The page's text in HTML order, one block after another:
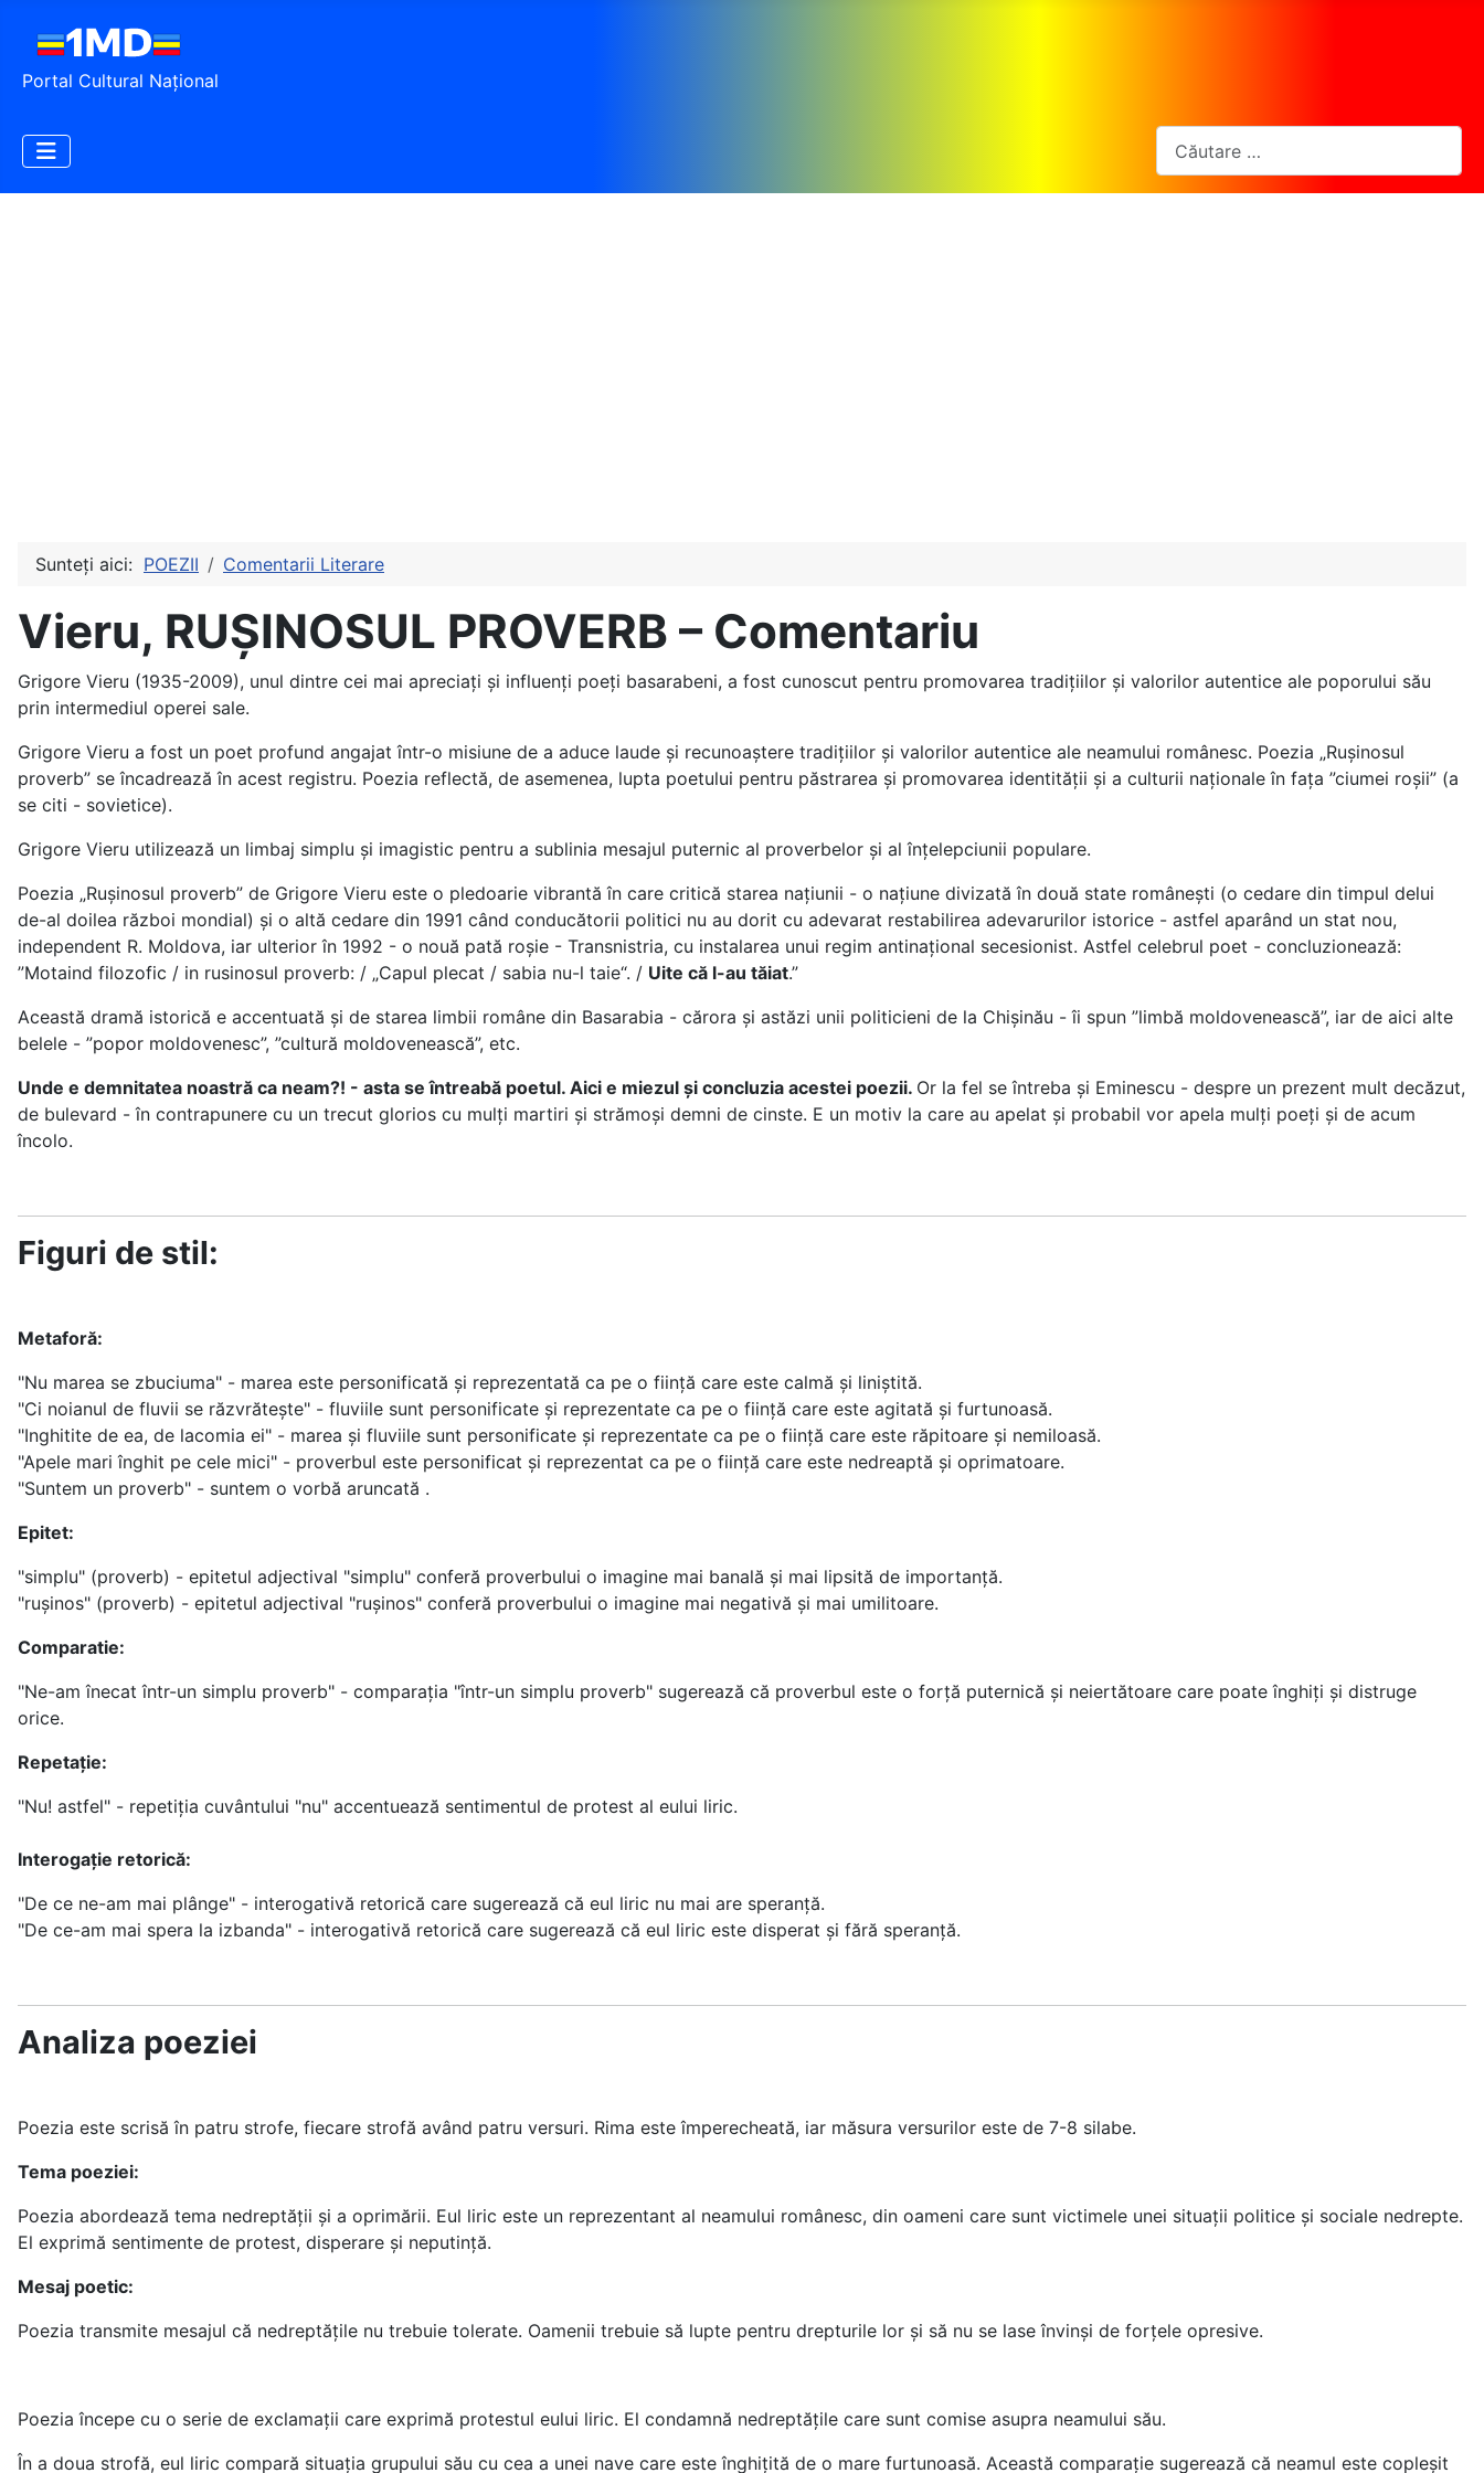
Portal Cultural Național
Sunteți aici: POEZII Comentarii Literare
Vieru, RUȘINOSUL PROVERB – Comentariu
Grigore Vieru (1935-2009), unul dintre cei mai apreciați și influenți poeți basarabeni, a fost cunoscut pentru promovarea tradițiilor și valorilor autentice ale poporului său
prin intermediul operei sale.
Grigore Vieru a fost un poet profund angajat într-o misiune de a aduce laude și recunoaștere tradițiilor și valorilor autentice ale neamului românesc. Poezia „Ruşinosul
proverb” se încadrează în acest registru. Poezia reflectă, de asemenea, lupta poetului pentru păstrarea și promovarea identității și a culturii naționale în fața ”ciumei roșii” (a
se citi - sovietice).
Grigore Vieru utilizează un limbaj simplu și imagistic pentru a sublinia mesajul puternic al proverbelor și al înțelepciunii populare.
Poezia „Ruşinosul proverb” de Grigore Vieru este o pledoarie vibrantă în care critică starea națiunii - o națiune divizată în două state românești (o cedare din timpul delui
de-al doilea război mondial) și o altă cedare din 1991 când conducătorii politici nu au dorit cu adevarat restabilirea adevarurilor istorice - astfel aparând un stat nou,
independent R. Moldova, iar ulterior în 1992 - o nouă pată roșie - Transnistria, cu instalarea unui regim antinațional secesionist. Astfel celebrul poet - concluzionează:
”Motaind filozofic / in rusinosul proverb: / „Capul plecat / sabia nu-l taie“. / Uite că l-au tăiat.”
Această dramă istorică e accentuată și de starea limbii române din Basarabia - cărora și astăzi unii politicieni de la Chișinău - îi spun ”limbă moldovenească”, iar de aici alte
belele - ”popor moldovenesc”, ”cultură moldovenească”, etc.
Unde e demnitatea noastră ca neam?! - asta se întreabă poetul. Aici e miezul și concluzia acestei poezii. Or la fel se întreba și Eminescu - despre un prezent mult decăzut,
de bulevard - în contrapunere cu un trecut glorios cu mulți martiri și strămoși demni de cinste. E un motiv la care au apelat și probabil vor apela mulți poeți și de acum
încolo.
Figuri de stil:
Metaforă:
"Nu marea se zbuciuma" - marea este personificată și reprezentată ca pe o ființă care este calmă și liniștită.
"Ci noianul de fluvii se răzvrătește" - fluviile sunt personificate și reprezentate ca pe o ființă care este agitată și furtunoasă.
"Inghitite de ea, de lacomia ei" - marea și fluviile sunt personificate și reprezentate ca pe o ființă care este răpitoare și nemiloasă.
"Apele mari înghit pe cele mici" - proverbul este personificat și reprezentat ca pe o ființă care este nedreaptă și oprimatoare.
"Suntem un proverb" - suntem o vorbă aruncată .
Epitet:
"simplu" (proverb) - epitetul adjectival "simplu" conferă proverbului o imagine mai banală și mai lipsită de importanță.
"rușinos" (proverb) - epitetul adjectival "rușinos" conferă proverbului o imagine mai negativă și mai umilitoare.
Comparatie:
"Ne-am înecat într-un simplu proverb" - comparația "într-un simplu proverb" sugerează că proverbul este o forță puternică și neiertătoare care poate înghiți și distruge
orice.
Repetație:
"Nu! astfel" - repetiția cuvântului "nu" accentuează sentimentul de protest al eului liric.
Interogație retorică:
"De ce ne-am mai plânge" - interogativă retorică care sugerează că eul liric nu mai are speranță.
"De ce-am mai spera la izbanda" - interogativă retorică care sugerează că eul liric este disperat și fără speranță.
Analiza poeziei
Poezia este scrisă în patru strofe, fiecare strofă având patru versuri. Rima este împerecheată, iar măsura versurilor este de 7-8 silabe.
Tema poeziei:
Poezia abordează tema nedreptății și a oprimării. Eul liric este un reprezentant al neamului românesc, din oameni care sunt victimele unei situații politice și sociale nedrepte.
El exprimă sentimente de protest, disperare și neputință.
Mesaj poetic:
Poezia transmite mesajul că nedreptățile nu trebuie tolerate. Oamenii trebuie să lupte pentru drepturile lor și să nu se lase învinși de forțele opresive.
Poezia începe cu o serie de exclamații care exprimă protestul eului liric. El condamnă nedreptățile care sunt comise asupra neamului său.
În a doua strofă, eul liric compară situația grupului său cu cea a unei nave care este înghițită de o mare furtunoasă. Această comparație sugerează că neamul este copleșit